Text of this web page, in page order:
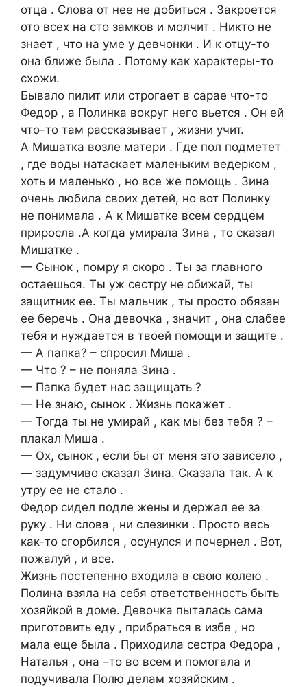
отца . Слова от нее не добиться . Закроется
ото всех на сто замков и молчит . Никто не
знает , что на уме у девчонки . И к отцу-то
она ближе была . Потому как характеры-то
схожи.
Бывало пилит или строгает в сарае что-то
Федор , а Полинка вокруг него вьется . Он ей
что-то там рассказывает , жизни учит.
А Мишатка возле матери . Где пол подметет
, где воды натаскает маленьким ведерком ,
хоть и маленько , но все же помощь . Зина
очень любила своих детей, но вот Полинку
не понимала . А к Мишатке всем сердцем
приросла .А когда умирала Зина , то сказал
Мишатке .
— Сынок , помру я скоро . Ты за главного
остаешься. Ты уж сестру не обижай, ты
защитник ее. Ты мальчик , ты просто обязан
ее беречь . Она девочка , значит , она слабее
тебя и нуждается в твоей помощи и защите .
— А папка? – спросил Миша .
— Что ? – не поняла Зина .
— Папка будет нас защищать ?
— Не знаю, сынок . Жизнь покажет .
— Тогда ты не умирай , как мы без тебя ? –
плакал Миша .
— Ох, сынок , если бы от меня это зависело ,
— задумчиво сказал Зина. Сказала так. А к
утру ее не стало .
Федор сидел подле жены и держал ее за
руку . Ни слова , ни слезинки . Просто весь
как-то сгорбился , осунулся и почернел . Вот,
пожалуй , и все.
Жизнь постепенно входила в свою колею .
Полина взяла на себя ответственность быть
хозяйкой в доме. Девочка пыталась сама
приготовить еду , прибраться в избе , но
мала еще была . Приходила сестра Федора ,
Наталья , она –то во всем и помогала и
подучивала Полю делам хозяйским .